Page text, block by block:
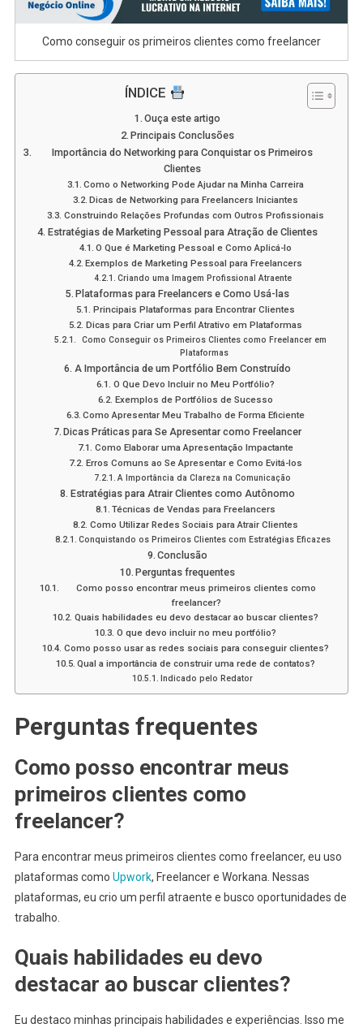
Como conseguir os primeiros clientes como freelancer
ÍNDICE
Ouça este artigo
Principais Conclusões
Importância do Networking para Conquistar os Primeiros
Clientes
Como o Networking Pode Ajudar na Minha Carreira
Dicas de Networking para Freelancers Iniciantes
Construindo Relações Profundas com Outros Profissionais
Estratégias de Marketing Pessoal para Atração de Clientes
O Que é Marketing Pessoal e Como Aplicá-lo
Exemplos de Marketing Pessoal para Freelancers
Criando uma Imagem Profissional Atraente
Plataformas para Freelancers e Como Usá-las
Principais Plataformas para Encontrar Clientes
Dicas para Criar um Perfil Atrativo em Plataformas
Como Conseguir os Primeiros Clientes como Freelancer em
Plataformas
A Importância de um Portfólio Bem Construído
O Que Devo Incluir no Meu Portfólio?
Exemplos de Portfólios de Sucesso
Como Apresentar Meu Trabalho de Forma Eficiente
Dicas Práticas para Se Apresentar como Freelancer
Como Elaborar uma Apresentação Impactante
Erros Comuns ao Se Apresentar e Como Evitá-los
A Importância da Clareza na Comunicação
Estratégias para Atrair Clientes como Autônomo
Técnicas de Vendas para Freelancers
Como Utilizar Redes Sociais para Atrair Clientes
Conquistando os Primeiros Clientes com Estratégias Eficazes
Conclusão
Perguntas frequentes
Como posso encontrar meus primeiros clientes como
freelancer?
Quais habilidades eu devo destacar ao buscar clientes?
O que devo incluir no meu portfólio?
Como posso usar as redes sociais para conseguir clientes?
Qual a importância de construir uma rede de contatos?
Indicado pelo Redator
Perguntas frequentes
Como posso encontrar meus
primeiros clientes como
freelancer?
Para encontrar meus primeiros clientes como freelancer, eu uso
plataformas como Upwork, Freelancer e Workana. Nessas
plataformas, eu crio um perfil atraente e busco oportunidades de
trabalho.
Quais habilidades eu devo
destacar ao buscar clientes?
Eu destaco minhas principais habilidades e experiências. Isso me